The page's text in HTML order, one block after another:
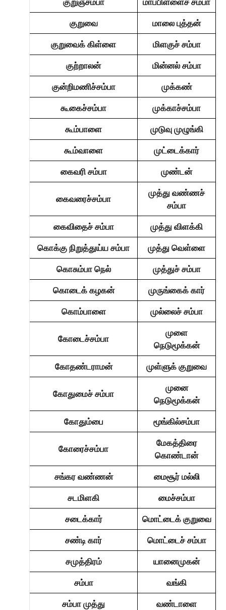
குறுவை
மாலை புத்தன்
குறுவைக் கிள்ளை
மிளகுச் சம்பா
குற்றாலன்
மின்னல் சம்பா
குன்றிமணிச்சம்பா
முக்கண்
கூகைச்சம்பா
முக்காச்சம்பா
கூம்பாளை
முடுவு முழுங்கி
கூம்வாளை
முட்டைக்கார்
கைவரி சம்பா
முண்டன்
கைவரைச்சம்பா
முத்து வண்ணச்
சம்பா
கைவிதைச் சம்பா
முத்து விளக்கி
கொக்கு நிறுத்துய்ய சம்பா
முத்து வெள்ளை
கொசும்பா நெல்
முத்துச் சம்பா
கொடைக் கழகன்
முருங்கைக் கார்
கொம்பாளை
முல்லைச் சம்பா
கோடைச்சம்பா
முளை
நெடுமூக்கன்
கோதண்டராமன்
முள்ளுக் குறுவை
கோதுமைச் சம்பா
முனை
நெடுமூக்கன்
கோதும்பை
மூங்கில்சம்பா
கோரைச்சம்பா
மேகத்திரை
கொண்டான்
சங்கர வண்ணன்
மைசூர் மல்லி
சடமிளகி
மைச்சம்பா
சடைக்கார்
மொட்டைக் குறுவை
சண்டி கார்
மொட்டைச் சம்பா
சமுத்திரம்
யானைமுகன்
சம்பா
வங்கி
சம்பா முத்து
வண்டாளை